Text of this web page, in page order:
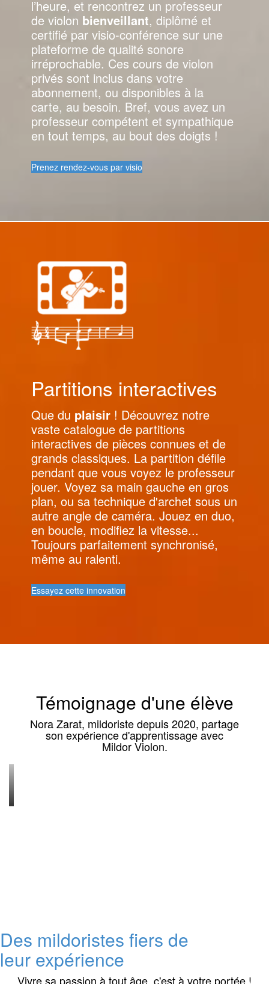
l’heure, et rencontrez un professeur
de violon bienveillant, diplômé et
certifié par visio-conférence sur une
plateforme de qualité sonore
irréprochable. Ces cours de violon
privés sont inclus dans votre
abonnement, ou disponibles à la
carte, au besoin. Bref, vous avez un
professeur compétent et sympathique
en tout temps, au bout des doigts !
Prenez rendez-vous par visio
Partitions interactives
Que du plaisir ! Découvrez notre
vaste catalogue de partitions
interactives de pièces connues et de
grands classiques. La partition défile
pendant que vous voyez le professeur
jouer. Voyez sa main gauche en gros
plan, ou sa technique d'archet sous un
autre angle de caméra. Jouez en duo,
en boucle, modifiez la vitesse...
Toujours parfaitement synchronisé,
même au ralenti.
Essayez cette innovation
Témoignage d'une élève
Nora Zarat, mildoriste depuis 2020, partage
son expérience d'apprentissage avec
Mildor Violon.
Des mildoristes fiers de
leur expérience
Vivre sa passion à tout âge, c'est à votre portée !